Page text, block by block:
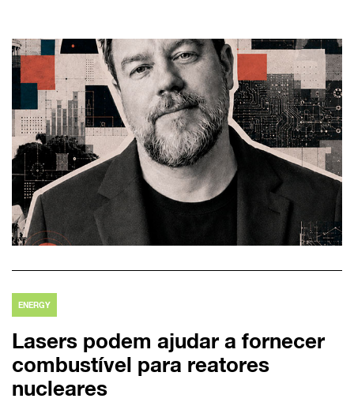
ENERGY
Lasers podem ajudar a fornecer
combustível para reatores
nucleares